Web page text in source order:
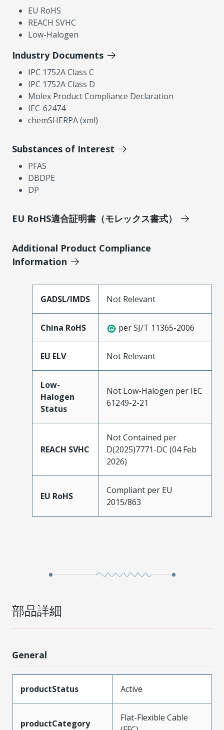
EU RoHS
REACH SVHC
Low-Halogen
Industry Documents
IPC 1752A Class C
IPC 1752A Class D
Molex Product Compliance Declaration
IEC-62474
chemSHERPA (xml)
Substances of Interest
PFAS
DBDPE
DP
EU RoHS適合証明書（モレックス書式）
Additional Product Compliance
Information
GADSL/IMDS Not Relevant
China RoHS per SJ/T 11365-2006
EU ELV Not Relevant
Low-
Halogen
Status
Not Low-Halogen per IEC
61249-2-21
REACH SVHC
Not Contained per
D(2025)7771-DC (04 Feb
2026)
EU RoHS
Compliant per EU
2015/863
部品詳細
General
productStatus Active
productCategory
Flat-Flexible Cable